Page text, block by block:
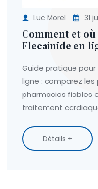
Luc Morel 31
Comment et
Flecainide en
Guide pratique
ligne : comparez les
pharmacies fiables
traitement
Détails +